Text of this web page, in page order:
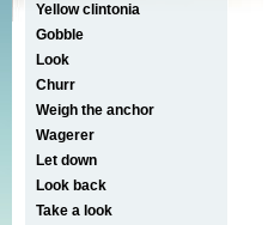
Yellow clintonia
Gobble
Look
Churr
Weigh the anchor
Wagerer
Let down
Look back
Take a look